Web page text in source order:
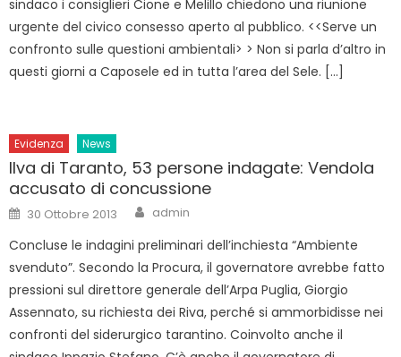
sindaco i consiglieri Cione e Melillo chiedono una riunione
urgente del civico consesso aperto al pubblico. <<Serve un
confronto sulle questioni ambientali> > Non si parla d’altro in
questi giorni a Caposele ed in tutta l’area del Sele. […]
Evidenza News
Ilva di Taranto, 53 persone indagate: Vendola
accusato di concussione
Posted
on
30 Ottobre 2013 Author
admin
Concluse le indagini preliminari dell’inchiesta “Ambiente
svenduto”. Secondo la Procura, il governatore avrebbe fatto
pressioni sul direttore generale dell’Arpa Puglia, Giorgio
Assennato, su richiesta dei Riva, perché si ammorbidisse nei
confronti del siderurgico tarantino. Coinvolto anche il